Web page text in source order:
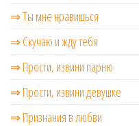
⇒ Ты мне нравишься
⇒ Скучаю и жду тебя
⇒ Прости, извини парню
⇒ Прости, извини девушке
⇒ Признания в любви